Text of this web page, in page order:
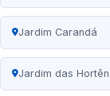
Jardim Carandá
Jardim das